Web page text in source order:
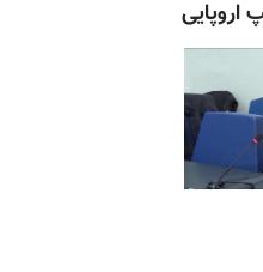
اروپایی